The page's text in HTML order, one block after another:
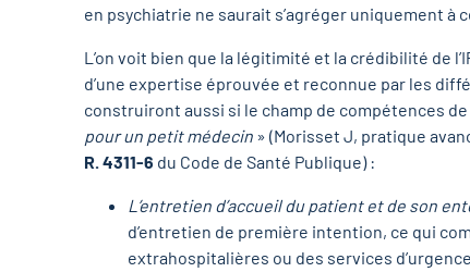
en psychiatrie ne saurait s’agréger uniquement
L’on voit bien que la légitimité et la crédibilité de
d’une expertise éprouvée et reconnue par les
construiront aussi si le champ de compétences
pour un petit médecin » (Morisset J, pratique
R. 4311-6 du Code de Santé Publique) :
L’entretien d’accueil du patient et de son
d’entretien de première intention, ce qui
extrahospitalières ou des services